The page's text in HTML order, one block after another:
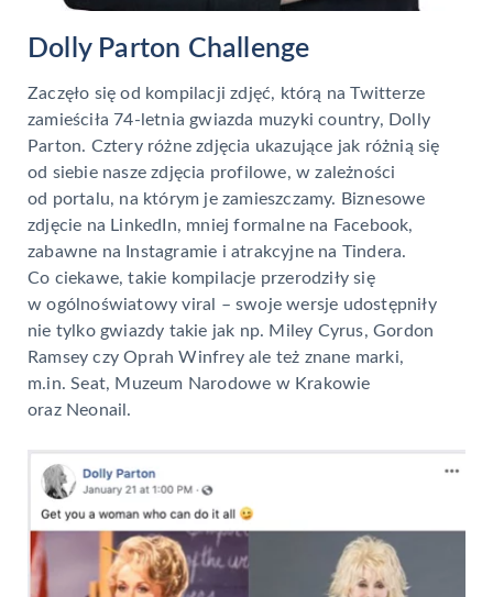
Dolly Parton Challenge
Zaczęło się od kompilacji zdjęć, którą na Twitterze
zamieściła 74-letnia gwiazda muzyki country, Dolly
Parton. Cztery różne zdjęcia ukazujące jak różnią się
od siebie nasze zdjęcia profilowe, w zależności
od portalu, na którym je zamieszczamy. Biznesowe
zdjęcie na LinkedIn, mniej formalne na Facebook,
zabawne na Instagramie i atrakcyjne na Tindera.
Co ciekawe, takie kompilacje przerodziły się
w ogólnoświatowy viral – swoje wersje udostępniły
nie tylko gwiazdy takie jak np. Miley Cyrus, Gordon
Ramsey czy Oprah Winfrey ale też znane marki,
m.in. Seat, Muzeum Narodowe w Krakowie
oraz Neonail.